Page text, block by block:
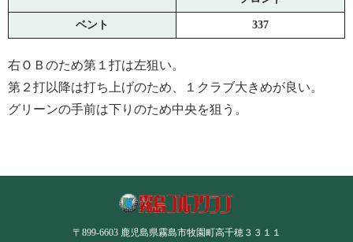
ベント 337
右ＯＢのため第１打は左狙い。
第２打以降は打ち上げのため、１クラブ大きめが良い。
グリーンの手前は下りのため中央を狙う。
〒899-6603 鹿児島県霧島市牧園町高千穂３３１１